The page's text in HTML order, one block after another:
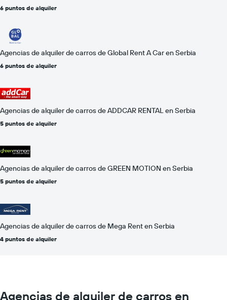
6 puntos de alquiler
Agencias de alquiler de carros de Global Rent A Car en Serbia
6 puntos de alquiler
Agencias de alquiler de carros de ADDCAR RENTAL en Serbia
5 puntos de alquiler
Agencias de alquiler de carros de GREEN MOTION en Serbia
5 puntos de alquiler
Agencias de alquiler de carros de Mega Rent en Serbia
4 puntos de alquiler
Agencias de alquiler de carros en